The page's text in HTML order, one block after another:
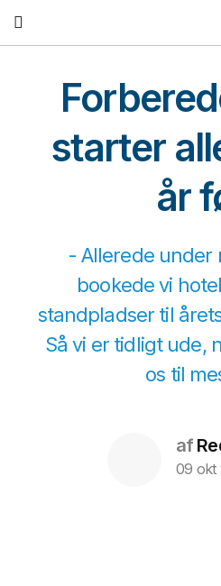
starter
år
- Allerede under
bookede vi
standpladser til
Så vi er tidligt ude,
os til
af
09 okt